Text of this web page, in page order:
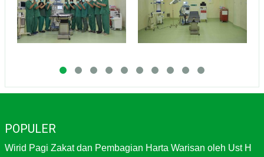
POPULER
Wirid Pagi Zakat dan Pembagian Harta Warisan oleh Ust H